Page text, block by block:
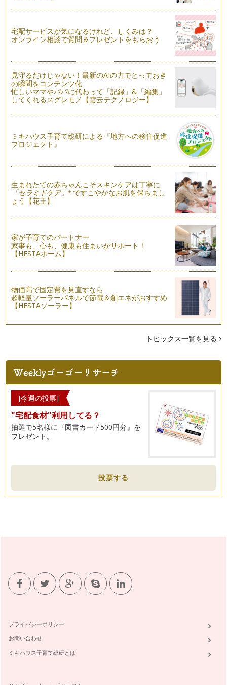
エスカレーターどっちに乗る？
生活におけるマナーは、場所、習慣が違うと大きく異なるもの
喜ばれる手土産
先日引っ越しをした友人が遊びに来てくれました。友人がお土
産として用意してくれたの…
機内「なるほどマナー 手荷物編」
先日のニュースで記憶に新しい、アシアナ航空の着陸時の航空
機事故。事故関係者皆さまのことを思…
もうすぐ夏休みですね。お子様と一緒に飛行機にのっておでか
けをするご予定の方もいらっしゃるの…
夏休みを前にして、私の住んでいるエリアでは各幼稚園の説明
会、見学会のポスターを多く目にする…
梅雨を素敵に過ごす！雨の日の上質マナー
関東地方も梅雨入りしましたね。観測史上３番目に早い梅雨入
りだそうです・・・。 春と…
美ママ的 アクセサリーマナー
季節も暖かくなり、アクセサリーが映える服装が多くなります
ね。Tシャツなどの定番服もアクセサ…
入園、入学式など改まったイベントが多い春。皆さまは、お子
様のご入園、ご入学など経験されまし…
入園、入学シーズン。贈り物をしたり、お返しをする機会も増
える時期ですね。贈り物をスマートに…
入園・入学準備をいたしましょう 「旬をとりいれたフォーマ
ルマナー」
洋装、和装などの種類。時間帯による服装・・・フォーマルな
服装マナーとは、その場に合うように…
ますか？ お子様が入園、入…
美味しいお茶を出せるママになる方法
飛行機の中で飲む飲み物が、おいしいと感じた経験はありませ
食事中、隣の人の動きがどこか美しいと感じたら。それは、簡
単な動作が綺麗に整っているから美し…
にもマナーが身につきやすくなります…
誰にでも簡単にまねができる、素晴らしいマナー
日本のママは、マナーが大変素晴らしい方が多いと感じます。
お子様が機内をより快適に…
宅配サービスが気になるけれど、しくみは？
オンライン相談で質問＆プレゼントをもらおう
見守るだけじゃない！最新のAIの力でとっておき
の瞬間をコンテンツ化
忙しいママやパパに代わって「記録」&「編集」
してくれるスグレモノ【雲云テクノロジー】
ミキハウス子育て総研による『地方への移住促進
プロジェクト』
生まれたての赤ちゃんこそスキンケアは丁寧に
「セラミドケア」※ ですこやかなお肌を保ちまし
ょう【花王】
家が子育てのパートナー
家事も、心も、健康も住まいがサポート！
【HESTAホーム】
物価高で固定費を見直すなら
超軽量ソーラーパネルで節電＆創エネがおすすめ
【HESTAソーラー】
トピックス一覧を見る
[今週の投票]
"宅配食材"利用してる？
抽選で5名様に『図書カード500円分』を
プレゼント。
投票する
プライバシーポリシー
お問い合わせ
ミキハウス子育て総研とは